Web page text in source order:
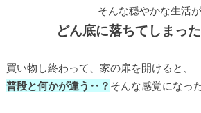
そんな穏やかな生活
どん底に落ちてしまった
買い物し終わって、家の扉を開けると、
普段と何かが違う‥？ そんな感覚になっ